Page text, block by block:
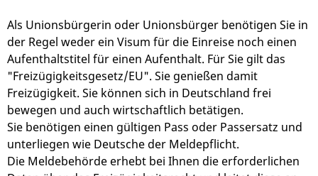
Als Unionsbürgerin oder Unionsbürger benötigen Sie in
der Regel weder ein Visum für die Einreise noch einen
Aufenthaltstitel für einen Aufenthalt. Für Sie gilt das
"Freizügigkeitsgesetz/EU". Sie genießen damit
Freizügigkeit. Sie können sich in Deutschland frei
bewegen und auch wirtschaftlich betätigen.
Sie benötigen einen gültigen Pass oder Passersatz und
unterliegen wie Deutsche der Meldepflicht.
Die Meldebehörde erhebt bei Ihnen die erforderlichen